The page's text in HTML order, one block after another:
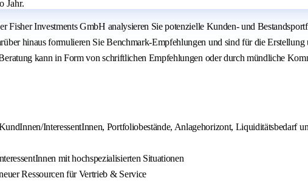
Jahr.
Investments GmbH analysieren Sie potenzielle Kunden- und
hinaus formulieren Sie Benchmark-Empfehlungen und sind für die
kann in Form von schriftlichen Empfehlungen oder durch mündliche
InteressentInnen, Portfoliobestände, Anlagehorizont, Liquiditätsbedarf
mit hochspezialisierten Situationen
Ressourcen für Vertrieb & Service